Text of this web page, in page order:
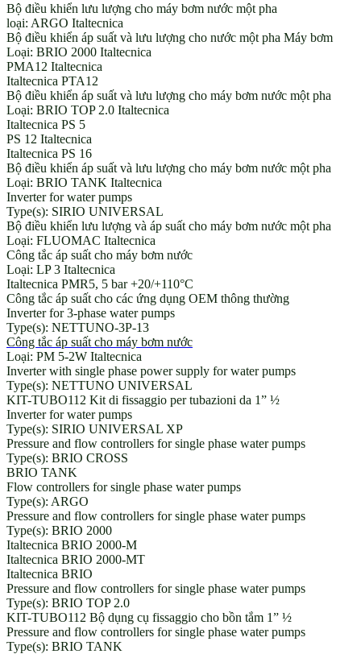
Bộ điều khiển lưu lượng cho máy bơm nước một pha
loại: ARGO Italtecnica
Bộ điều khiển áp suất và lưu lượng cho nước một pha Máy bơm
Loại: BRIO 2000 Italtecnica
PMA12 Italtecnica
Italtecnica PTA12
Bộ điều khiển áp suất và lưu lượng cho máy bơm nước một pha
Loại: BRIO TOP 2.0 Italtecnica
Italtecnica PS 5
PS 12 Italtecnica
Italtecnica PS 16
Bộ điều khiển áp suất và lưu lượng cho máy bơm nước một pha
Loại: BRIO TANK Italtecnica
Inverter for water pumps
Type(s): SIRIO UNIVERSAL
Bộ điều khiển lưu lượng và áp suất cho máy bơm nước một pha
Loại: FLUOMAC Italtecnica
Công tắc áp suất cho máy bơm nước
Loại: LP 3 Italtecnica
Italtecnica PMR5, 5 bar +20/+110°C
Công tắc áp suất cho các ứng dụng OEM thông thường
Inverter for 3-phase water pumps
Type(s): NETTUNO-3P-13
Công tắc áp suất cho máy bơm nước
Loại: PM 5-2W Italtecnica
Inverter with single phase power supply for water pumps
Type(s): NETTUNO UNIVERSAL
KIT-TUBO112 Kit di fissaggio per tubazioni da 1” ½
Inverter for water pumps
Type(s): SIRIO UNIVERSAL XP
Pressure and flow controllers for single phase water pumps
Type(s): BRIO CROSS
BRIO TANK
Flow controllers for single phase water pumps
Type(s): ARGO
Pressure and flow controllers for single phase water pumps
Type(s): BRIO 2000
Italtecnica BRIO 2000-M
Italtecnica BRIO 2000-MT
Italtecnica BRIO
Pressure and flow controllers for single phase water pumps
Type(s): BRIO TOP 2.0
KIT-TUBO112 Bộ dụng cụ fissaggio cho bồn tắm 1” ½
Pressure and flow controllers for single phase water pumps
Type(s): BRIO TANK